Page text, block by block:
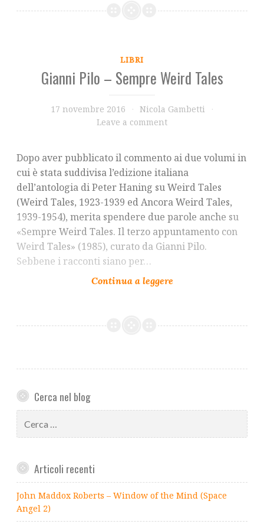
LIBRI
Gianni Pilo – Sempre Weird Tales
17 novembre 2016
Nicola Gambetti
Leave a comment
Dopo aver pubblicato il commento ai due volumi in
cui è stata suddivisa l’edizione italiana
dell’antologia di Peter Haning su Weird Tales
(Weird Tales, 1923-1939 ed Ancora Weird Tales,
1939-1954), merita spendere due parole anche su
«Sempre Weird Tales. Il terzo appuntamento con
Weird Tales» (1985), curato da Gianni Pilo.
Sebbene i racconti siano per…
Cerca nel blog
per:
Articoli recenti
John Maddox Roberts – Window of the Mind (Space
Angel 2)